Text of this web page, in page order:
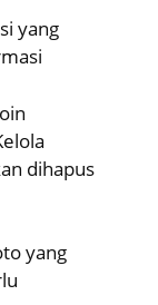
yang
dihapus
yang